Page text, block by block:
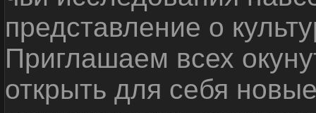
представление о
Приглашаем всех
открыть для себя